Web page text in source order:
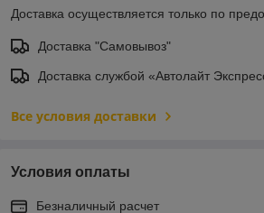
Доставка осуществляется только по
Доставка "Самовывоз"
Доставка службой «Автолайт
Все условия доставки
Условия оплаты
Безналичный расчет